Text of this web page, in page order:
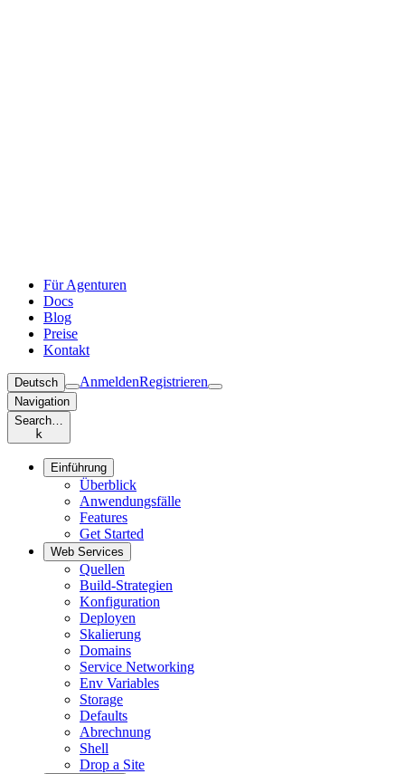
Für Agenturen
Docs
Blog
Preise
Kontakt
Deutsch AnmeldenRegistrieren
Navigation
Search…
k
Einführung
Überblick
Anwendungsfälle
Features
Get Started
Web Services
Quellen
Build-Strategien
Konfiguration
Deployen
Skalierung
Domains
Service Networking
Env Variables
Storage
Defaults
Abrechnung
Shell
Drop a Site